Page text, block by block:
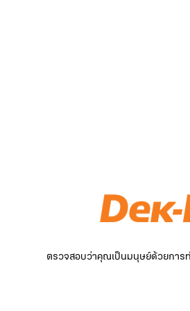
ตรวจสอบว่าคุณเป็นมนุษย์ด้วยการท